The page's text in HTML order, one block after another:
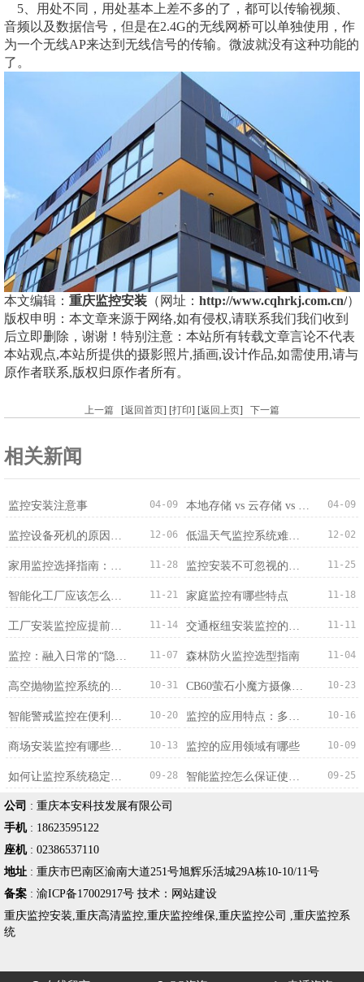
5、用处不同，用处基本上差不多的了，都可以传输视频、
音频以及数据信号，但是在2.4G的无线网桥可以单独使用，作
为一个无线AP来达到无线信号的传输。微波就没有这种功能的
了。
本文编辑： 重庆监控安装 （网址： http://www.cqhrkj.com.cn/）
版权申明：本文章来源于网络,如有侵权,请联系我们我们收到
后立即删除，谢谢！特别注意：本站所有转载文章言论不代表
本站观点,本站所提供的摄影照片,插画,设计作品,如需使用,请与
原作者联系,版权归原作者所有。
上一篇 [返回首页] [打印] [返回上页] 下一篇
相关新闻
监控安装注意事 04-09 本地存储 vs 云存储 vs 混合存储：录像存哪里？ 04-09
监控设备死机的原因分析 12-06 低温天气监控系统难题破解 12-02
家用监控选择指南：适配需求才是最优解 11-28 监控安装不可忽视的兼容问题：从设备到系统的适配之道 11-25
智能化工厂应该怎么选择监控系统？ 11-21 家庭监控有哪些特点 11-18
工厂安装监控应提前确定哪些情况？ 11-14 交通枢纽安装监控的意义 11-11
监控：融入日常的“隐形守护者” 11-07 森林防火监控选型指南 11-04
高空抛物监控系统的特点 10-31 CB60萤石小魔方摄像机4G版的产品细节描述 10-23
智能警戒监控在便利店应用的作用 10-20 监控的应用特点：多维度适配，赋能多元场景 10-16
商场安装监控有哪些优势？ 10-13 监控的应用领域有哪些 10-09
如何让监控系统稳定运行 09-28 智能监控怎么保证使用效果？ 09-25
公司 : 重庆本安科技发展有限公司
手机: 18623595122
座机: 02386537110
地址 : 重庆市巴南区渝南大道251号旭辉乐活城29A栋10-10/11号
备案 : 渝ICP备17002917号 技术： 网站建设
重庆监控安装,重庆高清监控,重庆监控维保,重庆监控公司 ,重庆监控系
统